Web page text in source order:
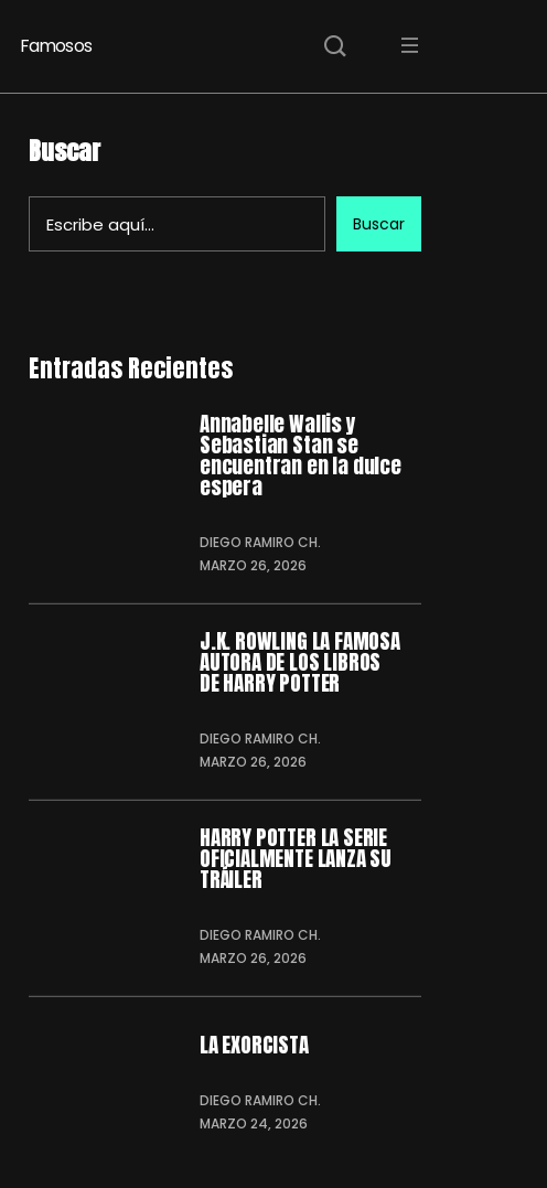
Famosos
Buscar
Buscar
Entradas Recientes
Annabelle Wallis y
Sebastian Stan se
encuentran en la dulce
espera
DIEGO RAMIRO CH.
MARZO 26, 2026
J.K. ROWLING LA FAMOSA
AUTORA DE LOS LIBROS
DE HARRY POTTER
DIEGO RAMIRO CH.
MARZO 26, 2026
HARRY POTTER LA SERIE
OFICIALMENTE LANZA SU
TRÁILER
DIEGO RAMIRO CH.
MARZO 26, 2026
LA EXORCISTA
DIEGO RAMIRO CH.
MARZO 24, 2026